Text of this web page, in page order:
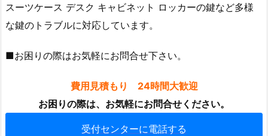
張
修
1.
スーツケース デスク キャビネット ロッカーの鍵など多様
な鍵のトラブルに対応しています。
■お困りの際はお気軽にお問合せ下さい。
費用見積もり 24時間大歓迎
お困りの際は、お気軽にお問合せください。
受付センターに電話する